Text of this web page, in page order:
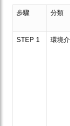
步驟 分類
STEP 1 環境